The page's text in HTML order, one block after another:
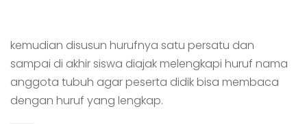
kemudian disusun hurufnya satu persatu dan
sampai di akhir siswa diajak melengkapi huruf nama
anggota tubuh agar peserta didik bisa membaca
dengan huruf yang lengkap.